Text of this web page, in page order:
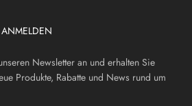
Newsletter an und erhalten Sie
Produkte, Rabatte und News rund um